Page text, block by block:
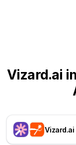
Vizard.ai